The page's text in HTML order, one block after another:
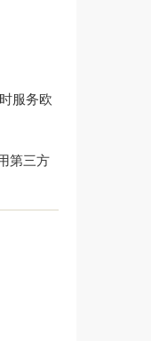
服务欧
第三方